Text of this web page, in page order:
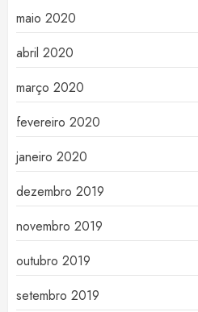
maio 2020
abril 2020
março 2020
fevereiro 2020
janeiro 2020
dezembro 2019
novembro 2019
outubro 2019
setembro 2019